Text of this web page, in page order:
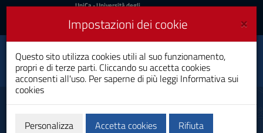
Vai
al
UniCa
Accedi
UniCa- Università degli
Accedi UniCA News
Toggle
navigation
Capacities Building for
Global Health
Dottorato di Ricerca
Internazionale
×
Impostazioni dei cookie
Questo sito utilizza cookies utili al suo funzionamento,
propri e di terze parti. Cliccando su accetta cookies
acconsenti all'uso. Per saperne di più leggi Informativa sui
cookies
Personalizza Accetta cookies Rifiuta